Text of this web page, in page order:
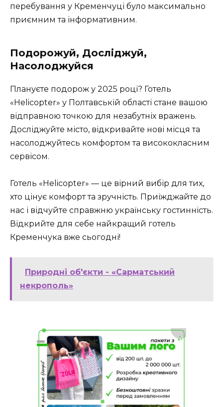
перебування у Кременчуці було максимально
приємним та інформативним.
Подорожуй, Досліджуй,
Насолоджуйся
Плануєте подорож у 2025 році? Готель
«Helicopter» у Полтавській області стане вашою
відправною точкою для незабутніх вражень.
Досліджуйте місто, відкривайте нові місця та
насолоджуйтесь комфортом та висококласним
сервісом.
Готель «Helicopter» — це вірний вибір для тих,
хто цінує комфорт та зручність. Приїжджайте до
нас і відчуйте справжню українську гостинність.
Відкрийте для себе найкращий готель
Кременчука вже сьогодні!
Природні об'єкти - «Сарматський
некрополь»